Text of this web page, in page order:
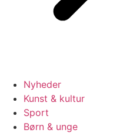
Nyheder
Kunst & kultur
Sport
Børn & unge